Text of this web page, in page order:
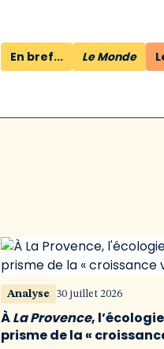
En bref... Le Monde
Analyse 30 juillet 2026
ÀLa Provence,
prisme de la «